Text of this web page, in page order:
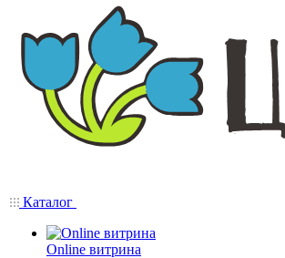
Каталог
Online витрина